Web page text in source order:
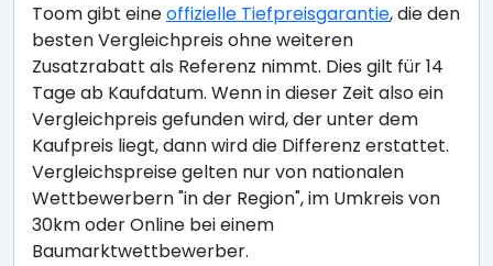
Toom gibt eineoffizielle Tiefpreisgarantie, die den
besten Vergleichpreis ohne weiteren
Zusatzrabatt als Referenz nimmt. Dies gilt für 14
Tage ab Kaufdatum. Wenn in dieser Zeit also ein
Vergleichpreis gefunden wird, der unter dem
Kaufpreis liegt, dann wird die Differenz erstattet.
Vergleichspreise gelten nur von nationalen
Wettbewerbern "in der Region", im Umkreis von
30km oder Online bei einem
Baumarktwettbewerber.